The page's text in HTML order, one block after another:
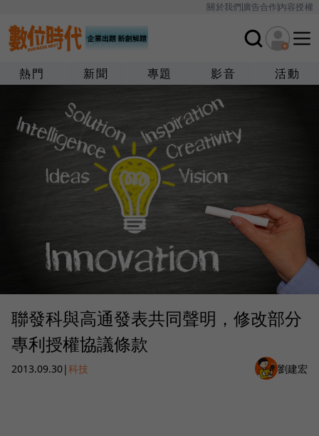
關於我們廣告合作內容授權
熱門 新聞 專題 影音 活動
聯發科與高通發表共同聲明，修改部分
專利授權協議條款
2013.09.30|科技 劉建宏